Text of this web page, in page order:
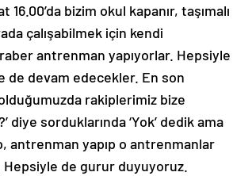
bizim okul kapanır, taşımalı
çalışabilmek için kendi
antrenman yapıyorlar. Hepsiyle
devam edecekler. En son
rakiplerimiz bize
diye sorduklarında ‘Yok’ dedik ama
antrenman yapıp o antrenmanlar
de gurur duyuyoruz.